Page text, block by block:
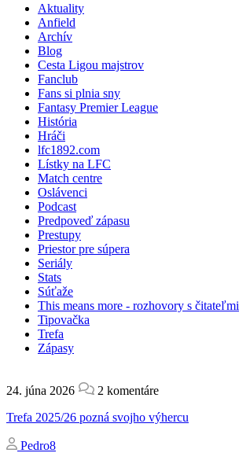
Aktuality
Anfield
Archív
Blog
Cesta Ligou majstrov
Fanclub
Fans si plnia sny
Fantasy Premier League
História
Hráči
lfc1892.com
Lístky na LFC
Match centre
Oslávenci
Podcast
Predpoveď zápasu
Prestupy
Priestor pre súpera
Seriály
Stats
Súťaže
This means more - rozhovory s čitateľmi
Tipovačka
Trefa
Zápasy
24. júna 2026
2 komentáre
Trefa 2025/26 pozná svojho výhercu
Pedro8